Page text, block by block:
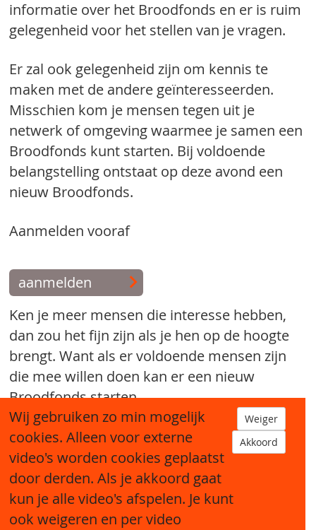
informatie over het Broodfonds en er is ruim
gelegenheid voor het stellen van je vragen.
Er zal ook gelegenheid zijn om kennis te
maken met de andere geïnteresseerden.
Misschien kom je mensen tegen uit je
netwerk of omgeving waarmee je samen een
Broodfonds kunt starten. Bij voldoende
belangstelling ontstaat op deze avond een
nieuw Broodfonds.
Aanmelden vooraf
aanmelden
Ken je meer mensen die interesse hebben,
dan zou het fijn zijn als je hen op de hoogte
brengt. Want als er voldoende mensen zijn
die mee willen doen kan er een nieuw
Broodfonds starten.
tip een bekende
Wij gebruiken zo min mogelijk
cookies. Alleen voor externe
video's worden cookies geplaatst
door derden. Als je akkoord gaat
kun je alle video's afspelen. Je kunt
ook weigeren en per video
Weiger
Akkoord